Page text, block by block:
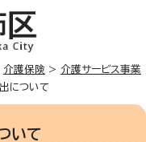
介護保険 > 介護サービス事業
について
いて